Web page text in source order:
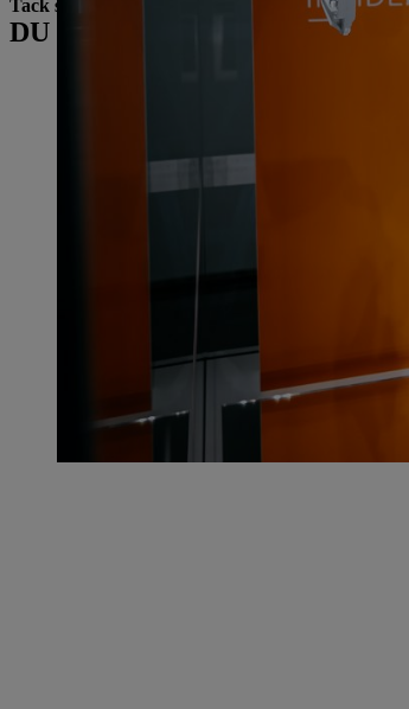
Tack så mycket för att du pratade med oss, herr
DU KANSKE OCKSÅ VARA